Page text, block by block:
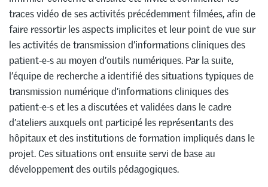
traces vidéo de ses activités précédemment filmées, afin de
faire ressortir les aspects implicites et leur point de vue sur
les activités de transmission d’informations cliniques des
patient-e-s au moyen d’outils numériques. Par la suite,
l’équipe de recherche a identifié des situations typiques de
transmission numérique d’informations cliniques des
patient-e-s et les a discutées et validées dans le cadre
d’ateliers auxquels ont participé les représentants des
hôpitaux et des institutions de formation impliqués dans le
projet. Ces situations ont ensuite servi de base au
développement des outils pédagogiques.